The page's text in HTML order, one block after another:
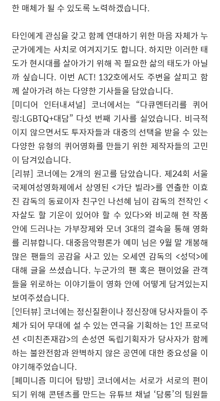
한 매체가 될 수 있도록 노력하겠습니다.
타인에게 관심을 갖고 함께 연대하기 위한 마음 자체가 누
군가에게는 사치로 여겨지기도 합니다.하지만 이러한 태
도가 현시대를 살아가기 위해 꼭 필요한 삶의 태도가 아닐
까 싶습니다. 이번 ACT! 132호에서도 주변을 살피고 함
께 살아가려 하는 다양한 기사들을 담았습니다.
[미디어 인터내셔널] 코너에서는 “다큐멘터리를 퀴어
링:LGBTQ+대담” 다섯 번째 기사를 실었습니다. 비극적
이지 않으면서도 투자자들과 대중의 선택을 받을 수 있는
다양한 유형의 퀴어영화를 만들기 위한 제작자들의 고민
이 담겨있습니다.
[리뷰] 코너에는 2개의 원고를 담았습니다. 제24회 서울
국제여성영화제에서 상영된 <가단 빌라>를 연출한 이효
진 감독의 동료이자 친구인 나선혜 님이 감독의 전작인 <
자살도 할 기운이 있어야 할 수 있다>와 비교해 현 작품
안에 드러나는 가부장제와 모녀 3대의 결속을 통해 영화
를 리뷰합니다. 대중음악평론가 예미 님은 9월 말 개봉해
많은 팬들의 공감을 사고 있는 오세연 감독의 <성덕>에
대해 글을 쓰셨습니다.누군가의 팬 혹은 팬이었을 관객
들을 위로하는 이야기들이 영화 안에 어떻게 담겨있는지
보여주셨습니다.
[인터뷰] 코너에는 정신질환이나 정신장애 당사자들이 주
체가 되어 무대에 설 수 있는 연극을 기획하는 1인 프로덕
션 <미친존재감>의 손성연 독립기획자가 당사자가 함께
하는 불완전함과 완벽하지 않은 공연에 대한 중요성을 이
야기해주었습니다.
[페미니즘 미디어 탐방] 코너에서는 서로가 서로의 편이
되기 위해 콘텐츠를 만드는 유튜브 채널 ‘담롱’의 팀원들